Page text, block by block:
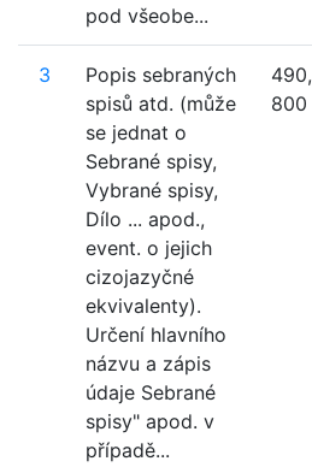
pod všeobe...
3
Popis sebraných
spisů atd. (může
se jednat o
Sebrané spisy,
Vybrané spisy,
Dílo ... apod.,
event. o jejich
cizojazyčné
ekvivalenty).
Určení hlavního
názvu a zápis
údaje Sebrané
spisy" apod. v
případě...
490,
800